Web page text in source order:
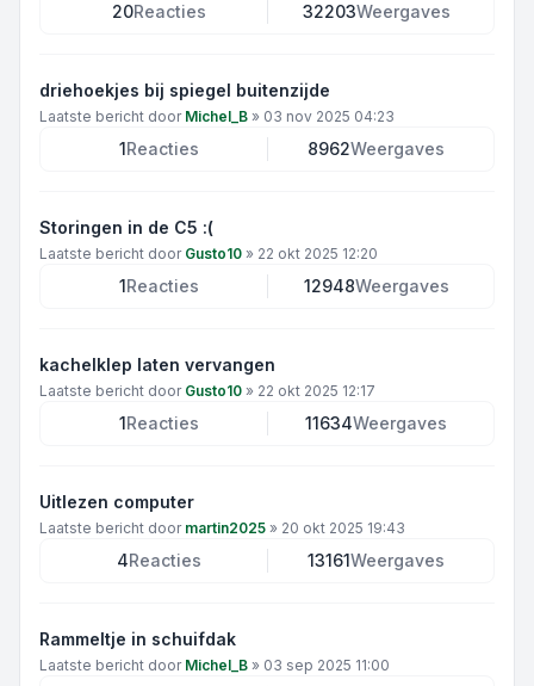
20Reacties 32203Weergaves
driehoekjes bij spiegel buitenzijde
Laatste bericht door Michel_B » 03 nov 2025 04:23
1Reacties 8962Weergaves
Storingen in de C5 :(
Laatste bericht door Gusto10 » 22 okt 2025 12:20
1Reacties 12948Weergaves
kachelklep laten vervangen
Laatste bericht door Gusto10 » 22 okt 2025 12:17
1Reacties 11634Weergaves
Uitlezen computer
Laatste bericht door martin2025 » 20 okt 2025 19:43
4Reacties 13161Weergaves
Rammeltje in schuifdak
Laatste bericht door Michel_B » 03 sep 2025 11:00